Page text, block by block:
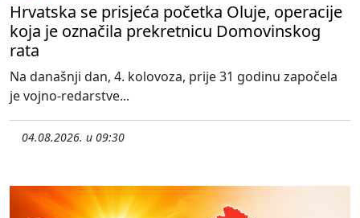
Hrvatska se prisjeća početka Oluje, operacije
koja je označila prekretnicu Domovinskog
rata
Na današnji dan, 4. kolovoza, prije 31 godinu započela
je vojno-redarstve...
04.08.2026. u 09:30